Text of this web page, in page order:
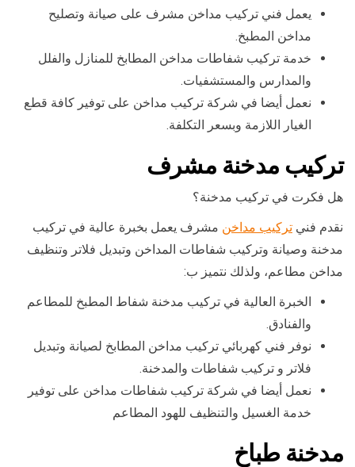
يعمل فني تركيب مداخن مشرف على صيانة وتصليح
مداخن المطبخ.
خدمة تركيب شفاطات مداخن المطابخ للمنازل والفلل
والمدارس والمستشفيات.
نعمل أيضا في شركة تركيب مداخن على توفير كافة قطع
الغيار اللازمة وبسعر التكلفة.
تركيب مدخنة مشرف
هل فكرت في تركيب مدخنة؟
نقدم فني تركيب مداخن مشرف يعمل بخبرة عالية في تركيب
مدخنة وصيانة وتركيب شفاطات المداخن وتبديل فلاتر وتنظيف
مداخن مطاعم، ولذلك نتميز ب:
الخبرة العالية في تركيب مدخنة شفاط المطبخ للمطاعم
والفنادق.
نوفر فني كهربائي تركيب مداخن المطابخ لصيانة وتبديل
فلاتر و تركيب شفاطات والمدخنة.
نعمل أيضا في شركة تركيب شفاطات مداخن على توفير
خدمة الغسيل والتنظيف للهود المطاعم
مدخنة طباخ